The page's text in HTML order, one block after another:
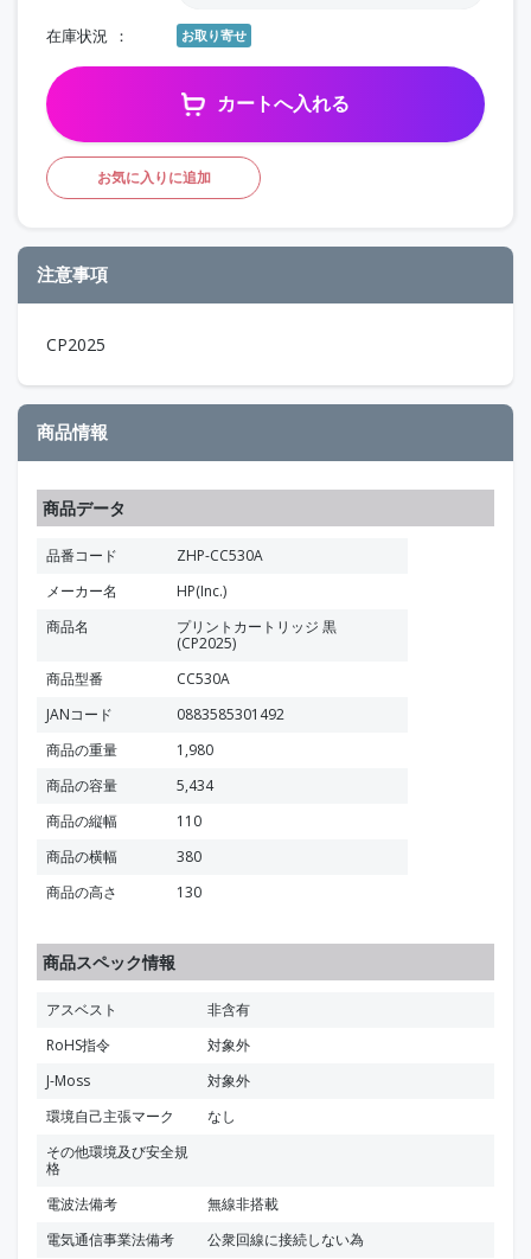
在庫状況 お取り寄せ
カートへ入れる
お気に入りに追加
注意事項
CP2025
商品情報
商品データ
品番コード
ZHP-CC530A
メーカー名
HP(Inc.)
商品名
プリントカートリッジ 黒
(CP2025)
商品型番
CC530A
JANコード
0883585301492
商品の重量
1,980
商品の容量
5,434
商品の縦幅
110
商品の横幅
380
商品の高さ
130
商品スペック情報
アスベスト
非含有
RoHS指令
対象外
J-Moss
対象外
環境自己主張マーク
なし
その他環境及び安全規
格
電波法備考
無線非搭載
電気通信事業法備考
公衆回線に接続しない為